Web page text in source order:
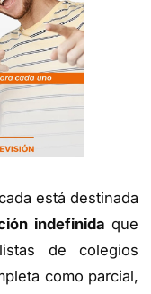
está destinada
indefinida que
de colegios
como parcial,